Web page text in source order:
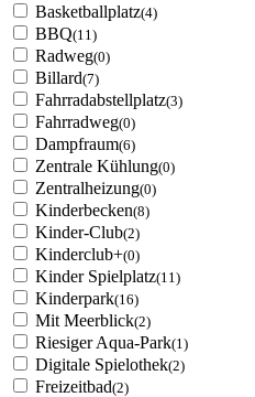
Basketballplatz(4)
BBQ(11)
Radweg(0)
Billard(7)
Fahrradabstellplatz(3)
Fahrradweg(0)
Dampfraum(6)
Zentrale Kühlung(0)
Zentralheizung(0)
Kinderbecken(8)
Kinder-Club(2)
Kinderclub+(0)
Kinder Spielplatz(11)
Kinderpark(16)
Mit Meerblick(2)
Riesiger Aqua-Park(1)
Digitale Spielothek(2)
Freizeitbad(2)